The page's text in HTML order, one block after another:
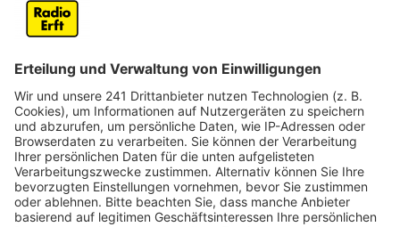
Anzeige
Wenn ein Popstar, Comedian, Schauspieler oder
Politiker bei uns zu Besuch ist, stellt er sich auch dem
besonderen Video-Interview „Fünf für". Dabei wird
keine einzige Frage gestellt, sondern dem Gast
einfach fünf Dinge in die Hand gedrückt, zu denen er
das erzählt, was ihm als Erstes einfällt. Keine
Standardantworten, keine Promotionaussagen -
sondern ganz persönliche Geschichten - das ist „Fünf